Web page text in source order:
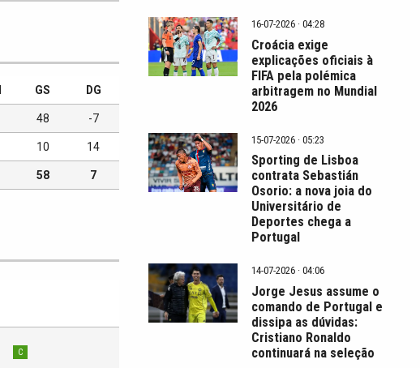
GS DG
48 -7
10 14
58 7
C
16-07-2026 · 04:28
Croácia exige
explicações oficiais à
FIFA pela polémica
arbitragem no Mundial
2026
15-07-2026 · 05:23
Sporting de Lisboa
contrata Sebastián
Osorio: a nova joia do
Universitário de
Deportes chega a
Portugal
14-07-2026 · 04:06
Jorge Jesus assume o
comando de Portugal e
dissipa as dúvidas:
Cristiano Ronaldo
continuará na seleção